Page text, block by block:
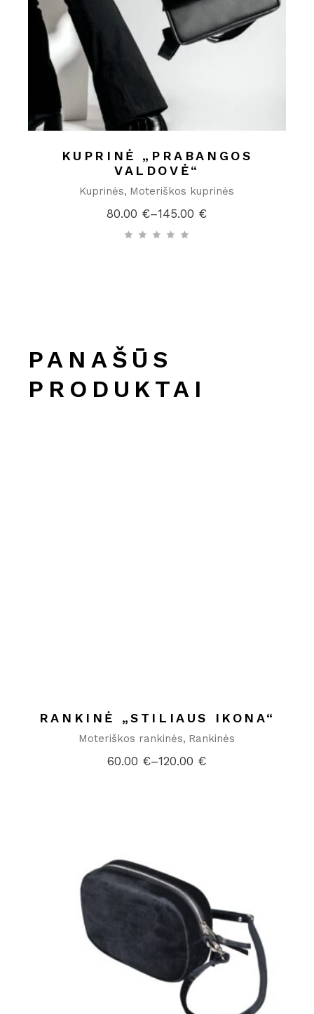
KUPRINĖ „PRABANGOS
VALDOVĖ“
Kuprinės Moteriškos kuprinės
80.00 €–145.00 €
Price
range:
80.00 €
PANAŠŪS
PRODUKTAI
RANKINĖ „STILIAUS IKONA“
Moteriškos rankinės Rankinės
60.00 €–120.00 €
Price